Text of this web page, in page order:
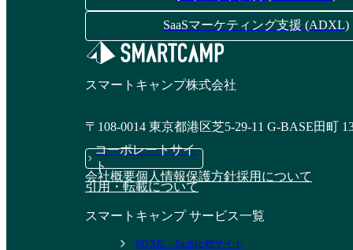
資料請求リストに追加
DYMのSNS運用代行
資料請求リストに追加
ハーマンドットの
SNS運用代行サービ
SaaSマーケティング支援 (ADXL)
スマートキャンプ株式会社
〒108-0014 東京都港区芝5-29-11 G-BASE田町
コーポレートサイ
ト
会社概要個人情報保護方針採用について
引用・転載について
スマートキャンプ サービス一覧
BOXIL - SaaS比較サイト